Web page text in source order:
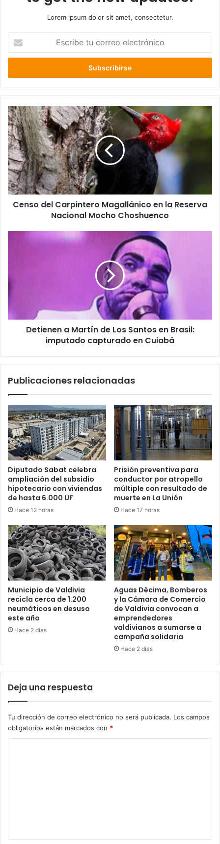
Lorem ipsum dolor sit amet, consectetur.
correo
Censo
del
Carpintero
Magallánico
en
la
Reserva
Nacional
Mocho
Choshuenco
Censo del Carpintero Magallánico en la Reserva
Nacional Mocho Choshuenco
Los
en
imputado
capturadoDetienen a Martín de Los Santos en Brasil:
imputado capturado en Cuiabá
Publicaciones relacionadas
Diputado Sabat celebra
ampliación del subsidio
hipotecario con viviendas
de hasta 6.000 UF
Hace 12 horas
Prisión preventiva para
conductor por atropello
múltiple con resultado de
muerte en La Unión
Hace 17 horas
Municipio de Valdivia
recicla cerca de 1.200
neumáticos en desuso
este año
Hace 2 días
Aguas Décima, Bomberos
y la Cámara de Comercio
de Valdivia convocan a
emprendedores
valdivianos a sumarse a
campaña solidaria
Hace 2 días
Deja una respuesta
Tu dirección de correo electrónico no será publicada. Los campos
obligatorios están marcados con *